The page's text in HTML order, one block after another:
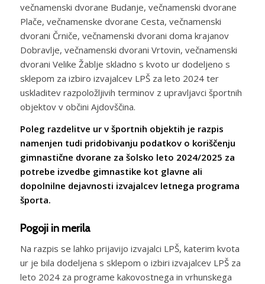
večnamenski dvorane Budanje, večnamenski dvorane
Plače, večnamenske dvorane Cesta, večnamenski
dvorani Črniče, večnamenski dvorani doma krajanov
Dobravlje, večnamenski dvorani Vrtovin, večnamenski
dvorani Velike Žablje skladno s kvoto ur dodeljeno s
sklepom za izbiro izvajalcev LPŠ za leto 2024 ter
uskladitev razpoložljivih terminov z upravljavci športnih
objektov v občini Ajdovščina.
Poleg razdelitve ur v športnih objektih je razpis
namenjen tudi pridobivanju podatkov o koriščenju
gimnastične dvorane za šolsko leto 2024/2025 za
potrebe izvedbe gimnastike kot glavne ali
dopolnilne dejavnosti izvajalcev letnega programa
športa.
Pogoji in merila
Na razpis se lahko prijavijo izvajalci LPŠ, katerim kvota
ur je bila dodeljena s sklepom o izbiri izvajalcev LPŠ za
leto 2024 za programe kakovostnega in vrhunskega